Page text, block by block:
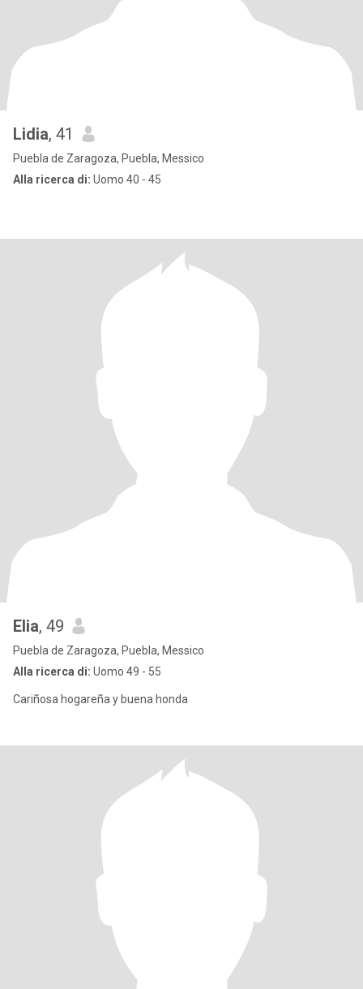
Lidia, 41
Puebla de Zaragoza, Puebla, Messico
Alla ricerca di: Uomo 40 - 45
Elia, 49
Puebla de Zaragoza, Puebla, Messico
Alla ricerca di: Uomo 49 - 55
Cariñosa hogareña y buena honda